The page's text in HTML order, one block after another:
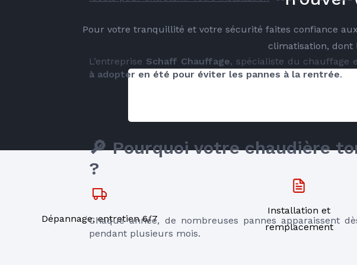
L’entreprise Schaff Chauffage, spécialiste du chauffage
à adopter en été pour éviter les pannes à la rentrée.
🔎 Pourquoi votre chaudière
?
Chaque année, de nombreuses pannes apparaissent
pendant plusieurs mois.
Pour votre tranquillité et votre sécurité faites confiance
climatisation, dont
Dépannage, entretien 6/7
Installation et
remplacement